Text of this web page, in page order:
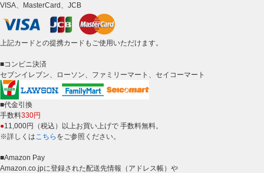
VISA、MasterCard、JCB
上記カードとの提携カードもご使用いただけます。
■コンビニ決済
セブンイレブン、ローソン、ファミリーマート、セイコーマート
■代金引換
手数料330円
●11,000円（税込）以上お買い上げで 手数料無料。
※詳しくは こちら をご参照ください。
■Amazon Pay
Amazon.co.jpに登録された配送先情報（アドレス帳）や